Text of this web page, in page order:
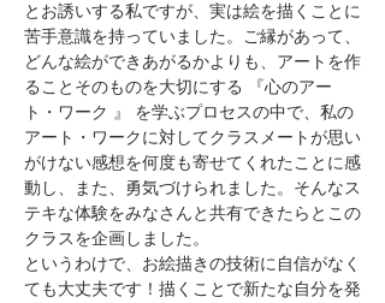
とお誘いする私ですが、実は絵を描くことに
苦手意識を持っていました。ご縁があって、
どんな絵ができあがるかよりも、アートを作
ることそのものを大切にする 『心のアー
ト・ワーク 』 を学ぶプロセスの中で、私の
アート・ワークに対してクラスメートが思い
がけない感想を何度も寄せてくれたことに感
動し、また、勇気づけられました。そんなス
テキな体験をみなさんと共有できたらとこの
というわけで、お絵描きの技術に自信がなく
ても大丈夫です！描くことで新たな自分を発